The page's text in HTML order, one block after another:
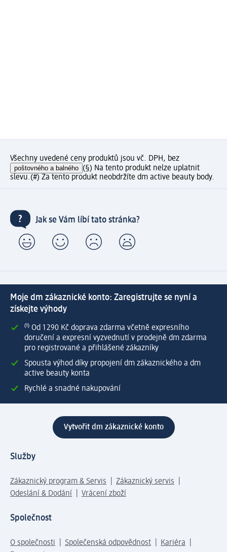
Všechny uvedené ceny produktů jsou vč. DPH, bez
poštovného a balného (§) Na tento produkt nelze uplatnit
slevu.(#) Za tento produkt neobdržíte dm active beauty body.
Jak se Vám líbí tato stránka?
Moje dm zákaznické konto: Zaregistrujte se nyní a
získejte výhody
⁽¹⁾ Od 1 290 Kč doprava zdarma včetně expresního
doručení a expresní vyzvednutí v prodejně dm zdarma
pro registrované a přihlášené zákazníky
Spousta výhod díky propojení dm zákaznického a dm
active beauty konta
Rychlé a snadné nakupování
Vytvořit dm zákaznické konto
Služby
Zákaznický program & Servis
Zákaznický servis
Odeslání & Dodání
Vrácení zboží
Společnost
O společnosti Společenská odpovědnost
Kariéra